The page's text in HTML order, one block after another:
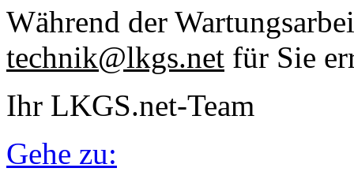
Während der
technik@lkgs.net für Sie
Ihr LKGS.net-Team
Gehe zu: